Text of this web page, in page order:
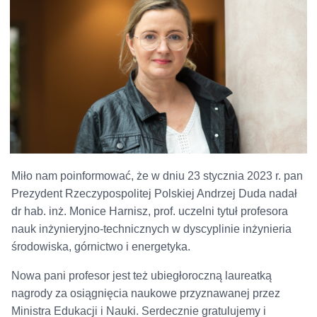
Miło nam poinformować, że w dniu 23 stycznia 2023 r. pan
Prezydent Rzeczypospolitej Polskiej Andrzej Duda nadał
dr hab. inż. Monice Harnisz, prof. uczelni tytuł profesora
nauk inżynieryjno-technicznych w dyscyplinie inżynieria
środowiska, górnictwo i energetyka.
Nowa pani profesor jest też ubiegłoroczną laureatką
nagrody za osiągnięcia naukowe przyznawanej przez
Ministra Edukacji i Nauki. Serdecznie gratulujemy i